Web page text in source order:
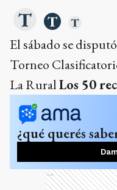
El sábado se
Torneo
La RuralLos 50
¿qué querés
Ads